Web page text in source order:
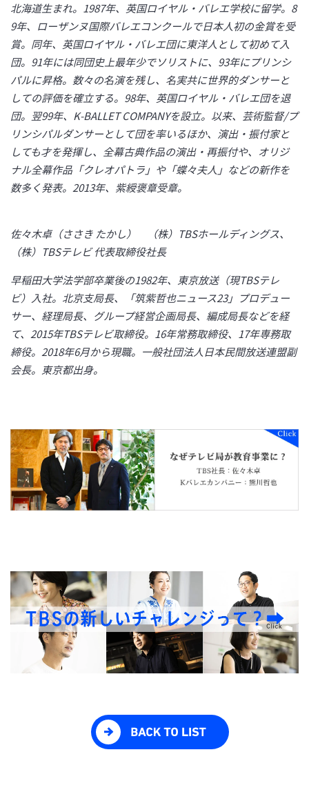
北海道生まれ。1987年、英国ロイヤル・バレエ学校に留学。8
9年、ローザンヌ国際バレエコンクールで日本人初の金賞を受
賞。同年、英国ロイヤル・バレエ団に東洋人として初めて入
団。91年には同団史上最年少でソリストに、93年にプリンシ
パルに昇格。数々の名演を残し、名実共に世界的ダンサーと
しての評価を確立する。98年、英国ロイヤル・バレエ団を退
団。翌99年、K-BALLET COMPANYを設立。以来、芸術監督/プ
リンシパルダンサーとして団を率いるほか、演出・振付家と
しても才を発揮し、全幕古典作品の演出・再振付や、オリジ
ナル全幕作品「クレオパトラ」や「蝶々夫人」などの新作を
数多く発表。2013年、紫綬褒章受章。
佐々木卓（ささき たかし） （株）TBSホールディングス、
（株）TBSテレビ 代表取締役社長
早稲田大学法学部卒業後の1982年、東京放送（現TBSテレ
ビ）入社。北京支局長、「筑紫哲也ニュース23」プロデュー
サー、経理局長、グループ経営企画局長、編成局長などを経
て、2015年TBSテレビ取締役。16年常務取締役、17年専務取
締役。2018年6月から現職。一般社団法人日本民間放送連盟副
会長。東京都出身。